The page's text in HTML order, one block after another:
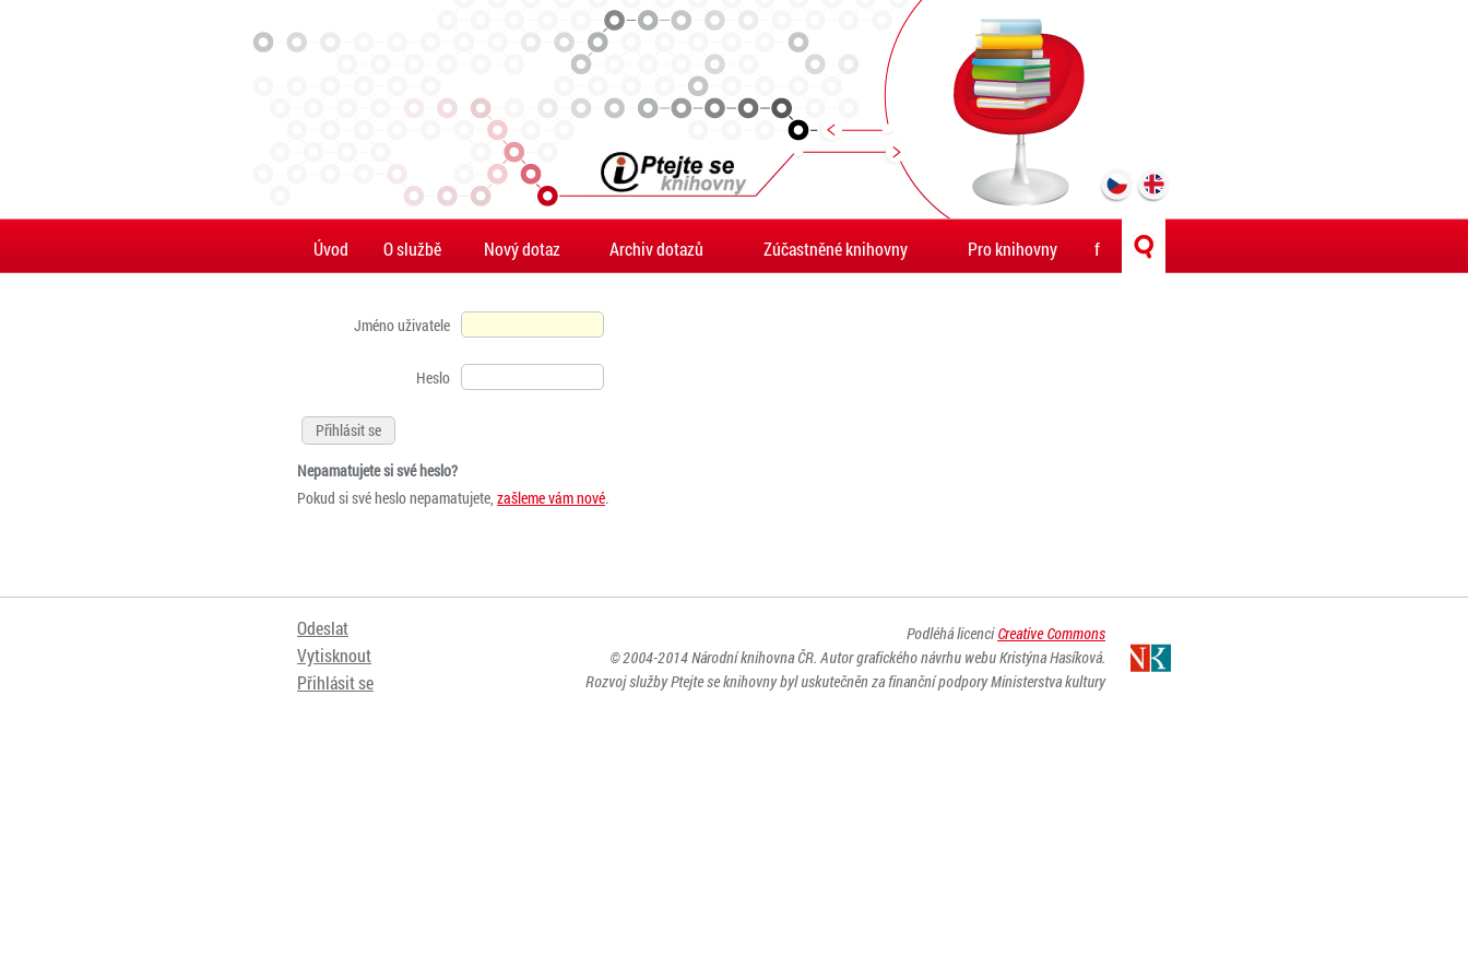
Úvod O službě Nový dotaz Archiv dotazů Zúčastněné knihovny Pro knihovny f
Jméno uživatele
Heslo
Nepamatujete si své heslo?
Pokud si své heslo nepamatujete, zašleme vám nové.
Odeslat
Vytisknout
Přihlásit se
Podléhá licenciCreative Commons
© 2004-2014Národní knihovna ČR. Autor grafického návrhu webu Kristýna Hasíková.
Rozvoj služby Ptejte se knihovny byl uskutečněn za finanční podpory Ministerstva kultury